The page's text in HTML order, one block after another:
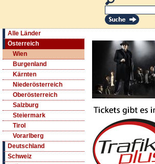
Alle Länder
Österreich
Wien
Burgenland
Kärnten
Niederösterreich
Oberösterreich
Salzburg
Steiermark
Tirol
Vorarlberg
Deutschland
Schweiz